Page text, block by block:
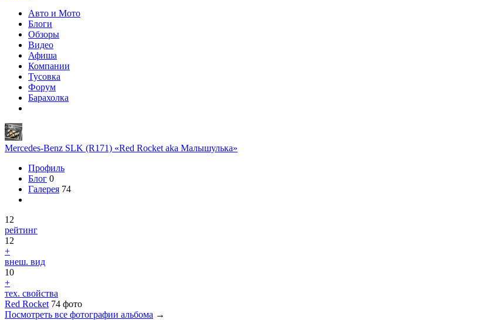
Авто и Мото
Блоги
Обзоры
Видео
Афиша
Компании
Тусовка
Форум
Барахолка
Mercedes-Benz SLK (R171) «Red Rocket aka Малышулька»
Профиль
Блог 0
Галерея 74
12
рейтинг
12
+
внеш. вид
10
+
тех. свойства
Red Rocket 74 фото
Посмотреть все фотографии альбома →